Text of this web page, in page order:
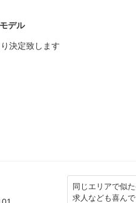
デル
決定致します
同じエリアで似
求人なども喜ん